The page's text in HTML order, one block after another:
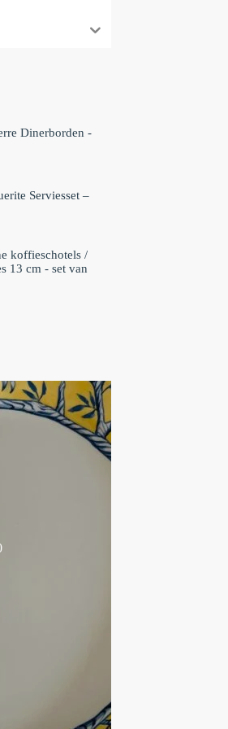
Dinerborden -
Serviesset –
koffieschotels /
13 cm - set van